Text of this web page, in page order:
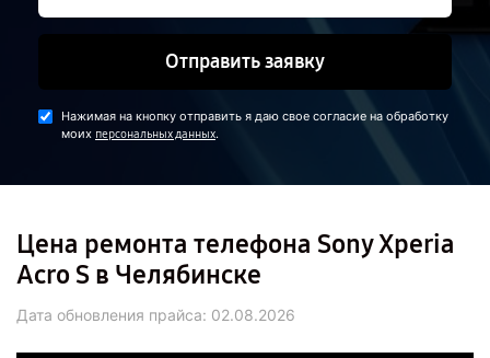
Отправить заявку
Нажимая на кнопку отправить я даю свое согласие на обработку
моих персональных данных.
Цена ремонта телефона Sony Xperia
Acro S в Челябинске
Дата обновления прайса: 02.08.2026